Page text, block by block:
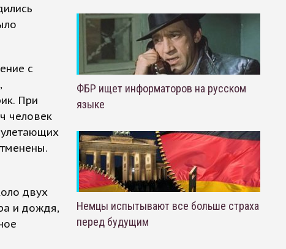
с
При
человек
двух
и дождя,
ФБР ищет информаторов на русском
языке
Немцы испытывают все больше страха
перед будущим